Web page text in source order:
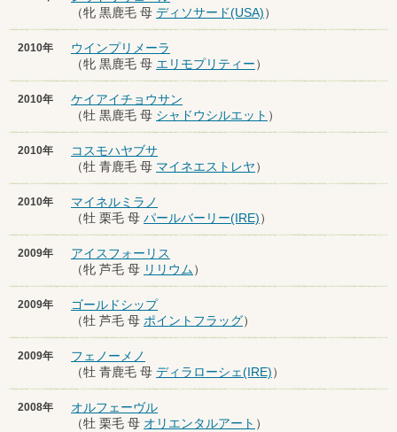
（牝 黒鹿毛 母 ディソサード(USA)）
2010年
ウインプリメーラ
（牝 黒鹿毛 母 エリモプリティー）
2010年
ケイアイチョウサン
（牡 黒鹿毛 母 シャドウシルエット ）
2010年
コスモハヤブサ
（牡 青鹿毛 母 マイネエストレヤ）
2010年
マイネルミラノ
（牡 栗毛 母 パールバーリー(IRE)）
2009年
アイスフォーリス
（牝 芦毛 母 リリウム）
2009年
ゴールドシップ
（牡 芦毛 母 ポイントフラッグ）
2009年
フェノーメノ
（牡 青鹿毛 母 ディラローシェ(IRE)）
2008年
オルフェーヴル
（牡 栗毛 母 オリエンタルアート ）